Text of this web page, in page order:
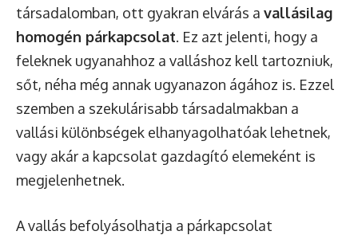
társadalomban, ott gyakran elvárás a vallásilag
homogén párkapcsolat. Ez azt jelenti, hogy a
feleknek ugyanahhoz a valláshoz kell tartozniuk,
sőt, néha még annak ugyanazon ágához is. Ezzel
szemben a szekulárisabb társadalmakban a
vallási különbségek elhanyagolhatóak lehetnek,
vagy akár a kapcsolat gazdagító elemeként is
megjelenhetnek.
A vallás befolyásolhatja a párkapcsolat